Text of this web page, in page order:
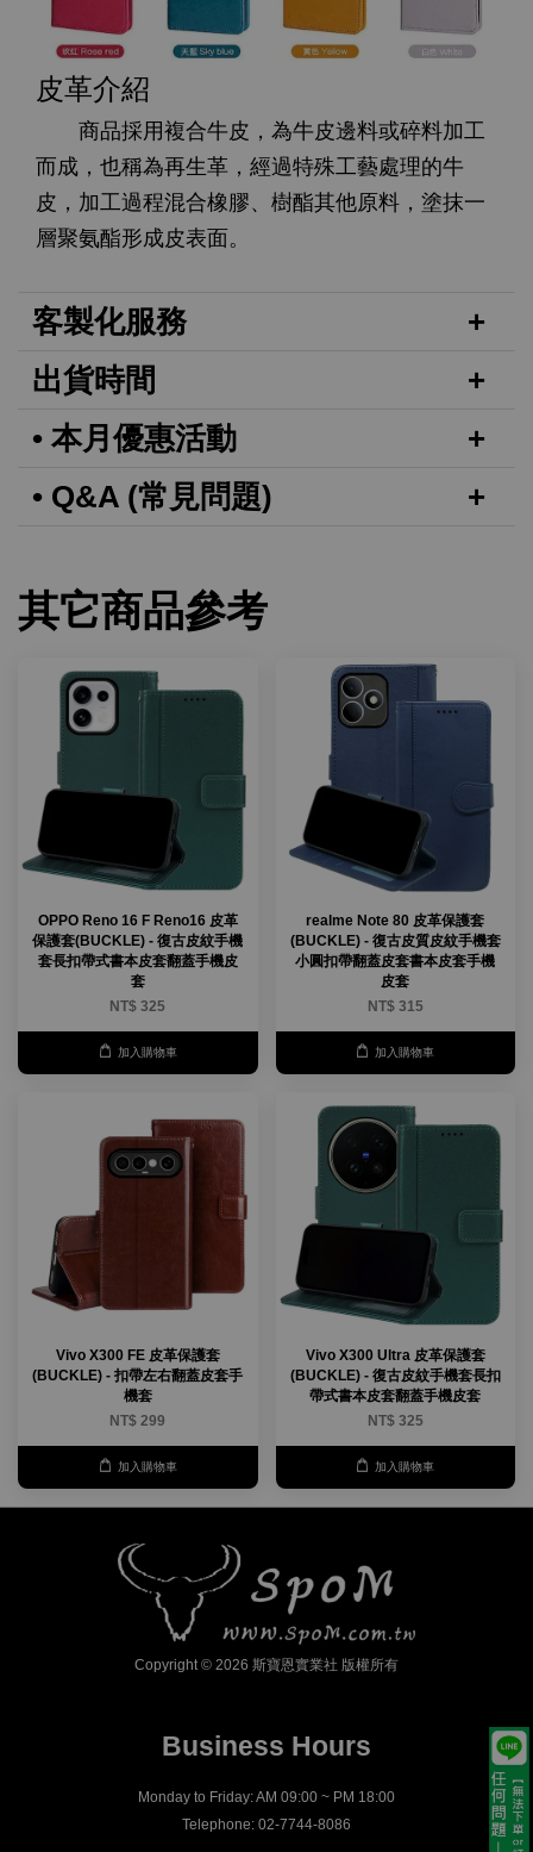
皮革介紹
商品採用複合牛皮，為牛皮邊料或碎料加工
而成，也稱為再生革，經過特殊工藝處理的牛
皮，加工過程混合橡膠、樹酯其他原料，塗抹一
層聚氨酯形成皮表面。
客製化服務
出貨時間
• 本月優惠活動
• Q&A (常見問題)
其它商品參考
OPPO Reno 16 F Reno16 皮革
保護套(BUCKLE) - 復古皮紋手機
套長扣帶式書本皮套翻蓋手機皮
套
NT$ 325
加入購物車
realme Note 80 皮革保護套
(BUCKLE) - 復古皮質皮紋手機套
小圓扣帶翻蓋皮套書本皮套手機
皮套
NT$ 315
加入購物車
Vivo X300 FE 皮革保護套
(BUCKLE) - 扣帶左右翻蓋皮套手
機套
NT$ 299
加入購物車
Vivo X300 Ultra 皮革保護套
(BUCKLE) - 復古皮紋手機套長扣
帶式書本皮套翻蓋手機皮套
NT$ 325
加入購物車
Copyright © 2026 斯寶恩實業社 版權所有
Business Hours
Monday to Friday: AM 09:00 ~ PM 18:00
Telephone: 02-7744-8086